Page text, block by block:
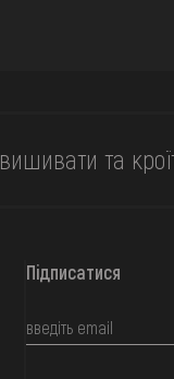
вишивати та
Підписатися